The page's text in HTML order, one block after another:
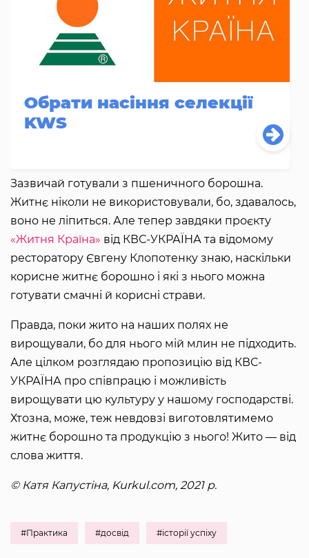
Обрати насіння селекції
KWS
Зазвичай готували з пшеничного борошна.
Житнє ніколи не використовували, бо, здавалось,
воно не ліпиться. Але тепер завдяки проєкту
«Житня Країна» від КВС-УКРАЇНА та відомому
ресторатору Євгену Клопотенку знаю, наскільки
корисне житнє борошно і які з нього можна
готувати смачні й корисні страви.
Правда, поки жито на наших полях не
вирощували, бо для нього мій млин не підходить.
Але цілком розглядаю пропозицію від КВС-
УКРАЇНА про співпрацю і можливість
вирощувати цю культуру у нашому господарстві.
Хтозна, може, теж невдовзі виготовлятимемо
житнє борошно та продукцію з нього! Жито — від
слова життя.
© Катя Капустіна, Kurkul.com, 2021 р.
#Практика #досвід #історії успіху